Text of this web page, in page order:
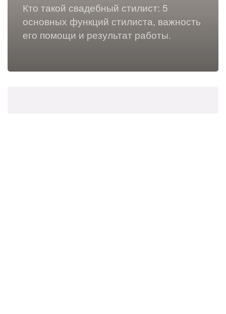
Кто такой свадебный стилист: 5
основных функций стилиста, важность
его помощи и результат работы.